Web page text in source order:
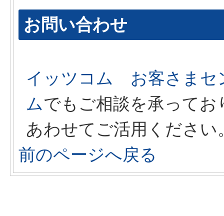
お問い合わせ
イッツコム お客さまセ
ムでもご相談を承ってお
あわせてご活用ください
前のページへ戻る